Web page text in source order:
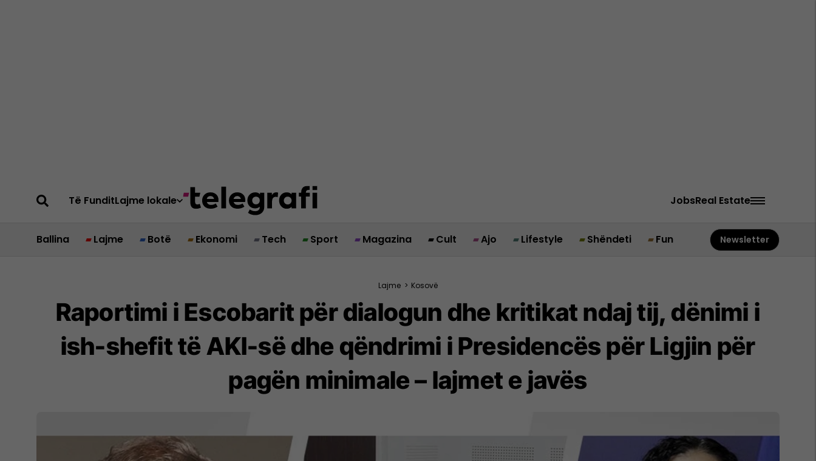
Të FunditLajme lokale JobsReal Estate
Ballina Lajme Botë Ekonomi Tech Sport Magazina Cult Ajo Lifestyle Shëndeti Fun Newsletter
Lajme > Kosovë
Raportimi i Escobarit për dialogun dhe kritikat ndaj tij, dënimi i
ish-shefit të AKI-së dhe qëndrimi i Presidencës për Ligjin për
pagën minimale – lajmet e javës